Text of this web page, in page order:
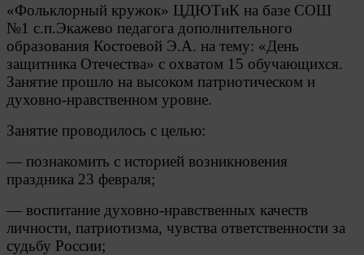
«Фольклорный кружок» ЦДЮТиК на базе СОШ
№1 с.п.Экажево педагога дополнительного
образования Костоевой Э.А. на тему: «День
защитника Отечества» с охватом 15 обучающихся.
Занятие прошло на высоком патриотическом и
духовно-нравственном уровне.
Занятие проводилось с целью:
— познакомить с историей возникновения
праздника 23 февраля;
— воспитание духовно-нравственных качеств
личности, патриотизма, чувства ответственности за
судьбу России;